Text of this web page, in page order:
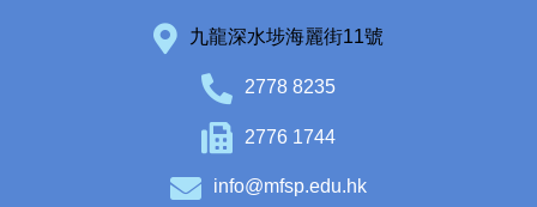
九龍深水埗海麗街11號
2778 8235
2776 1744
info@mfsp.edu.hk